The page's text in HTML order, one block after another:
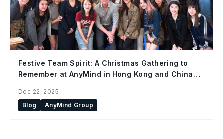
Festive Team Spirit: A Christmas Gathering to
Remember at AnyMind in Hong Kong and China
Dec 22, 2025
Blog
AnyMind Group